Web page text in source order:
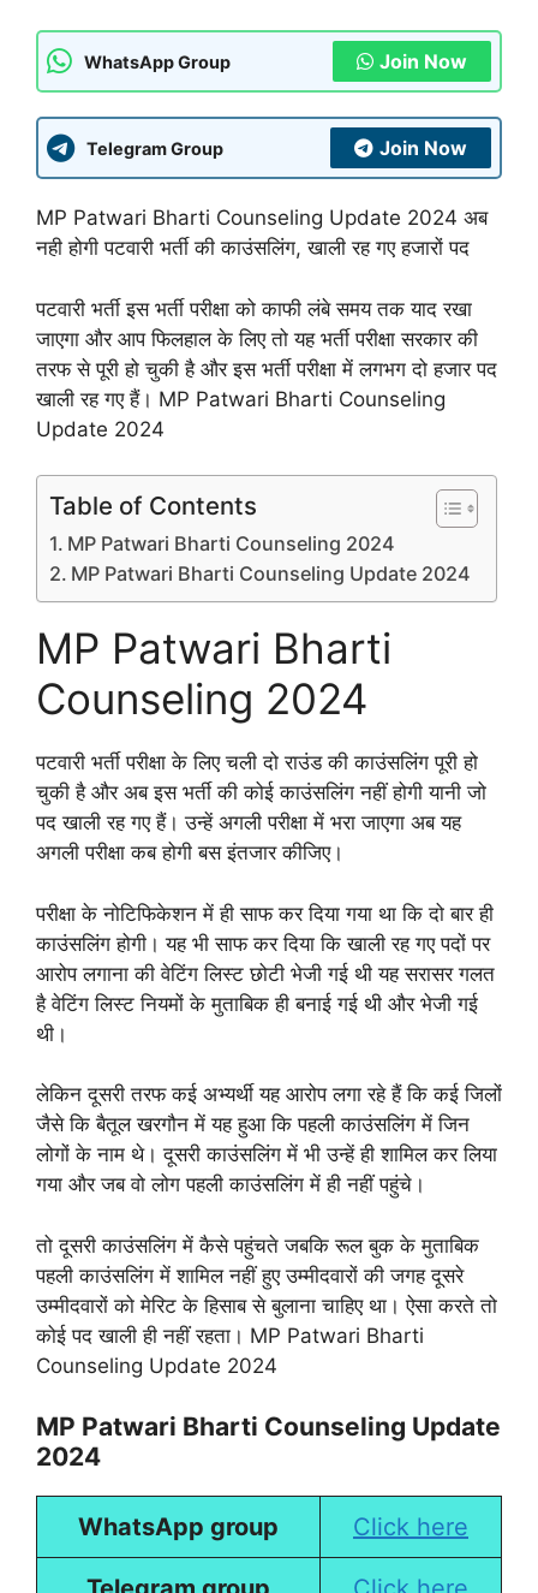
WhatsApp Group Join Now
Telegram Group Join Now
MP Patwari Bharti Counseling Update 2024 अब
नही होगी पटवारी भर्ती की काउंसलिंग, खाली रह गए हजारों पद
पटवारी भर्ती इस भर्ती परीक्षा को काफी लंबे समय तक याद रखा
जाएगा और आप फिलहाल के लिए तो यह भर्ती परीक्षा सरकार की
तरफ से पूरी हो चुकी है और इस भर्ती परीक्षा में लगभग दो हजार पद
खाली रह गए हैं। MP Patwari Bharti Counseling
Update 2024
Table of Contents
MP Patwari Bharti Counseling 2024
MP Patwari Bharti Counseling Update 2024
MP Patwari Bharti
Counseling 2024
पटवारी भर्ती परीक्षा के लिए चली दो राउंड की काउंसलिंग पूरी हो
चुकी है और अब इस भर्ती की कोई काउंसलिंग नहीं होगी यानी जो
पद खाली रह गए हैं। उन्हें अगली परीक्षा में भरा जाएगा अब यह
अगली परीक्षा कब होगी बस इंतजार कीजिए।
परीक्षा के नोटिफिकेशन में ही साफ कर दिया गया था कि दो बार ही
काउंसलिंग होगी। यह भी साफ कर दिया कि खाली रह गए पदों पर
आरोप लगाना की वेटिंग लिस्ट छोटी भेजी गई थी यह सरासर गलत
है वेटिंग लिस्ट नियमों के मुताबिक ही बनाई गई थी और भेजी गई
थी।
लेकिन दूसरी तरफ कई अभ्यर्थी यह आरोप लगा रहे हैं कि कई जिलों
जैसे कि बैतूल खरगौन में यह हुआ कि पहली काउंसलिंग में जिन
लोगों के नाम थे। दूसरी काउंसलिंग में भी उन्हें ही शामिल कर लिया
गया और जब वो लोग पहली काउंसलिंग में ही नहीं पहुंचे।
तो दूसरी काउंसलिंग में कैसे पहुंचते जबकि रूल बुक के मुताबिक
पहली काउंसलिंग में शामिल नहीं हुए उम्मीदवारों की जगह दूसरे
उम्मीदवारों को मेरिट के हिसाब से बुलाना चाहिए था। ऐसा करते तो
कोई पद खाली ही नहीं रहता। MP Patwari Bharti
Counseling Update 2024
MP Patwari Bharti Counseling Update
2024
WhatsApp group Click here